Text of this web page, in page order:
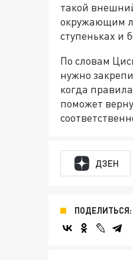
такой
окружающим
ступеньках и
По словам
нужно
когда
поможет
ДЗЕН
ПОДЕЛИТЬСЯ: